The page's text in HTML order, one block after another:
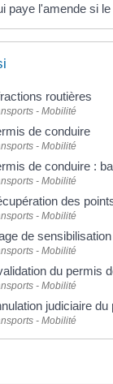
paye l'amende si
routières
- Mobilité
de conduire
- Mobilité
de conduire :
- Mobilité
des
- Mobilité
de
- Mobilité
du permis
- Mobilité
judiciaire
- Mobilité